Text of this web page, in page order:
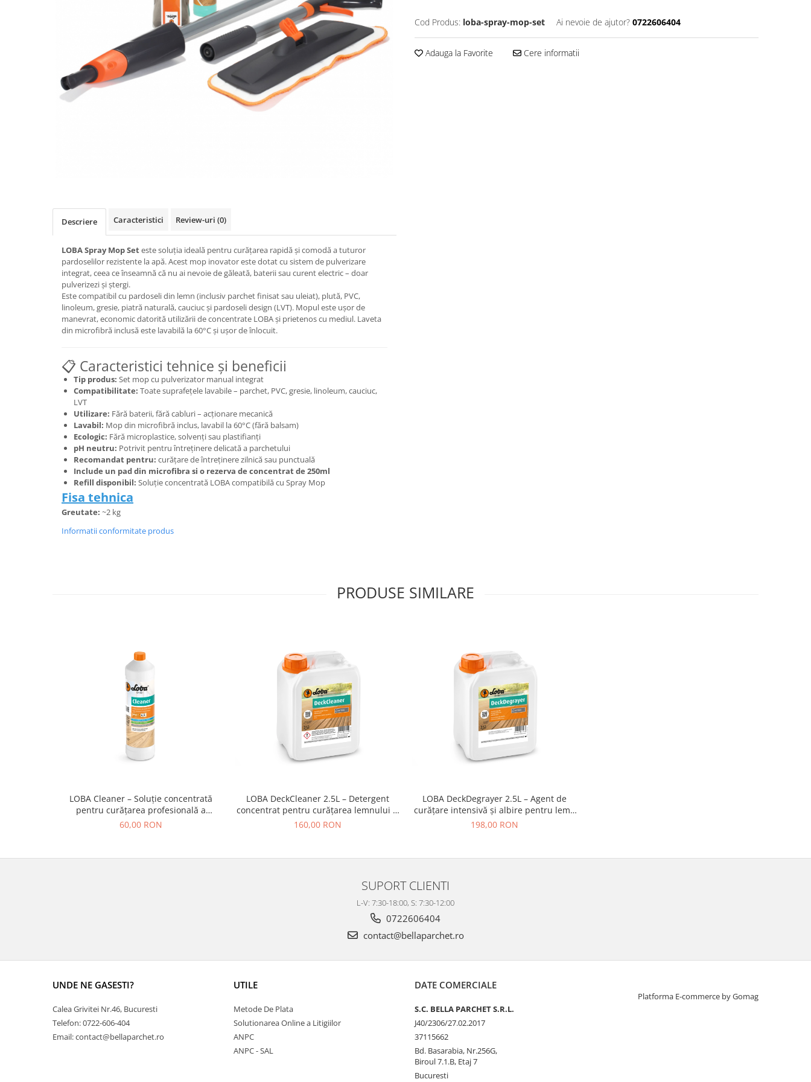
Cod Produs: loba-spray-mop-set Ai nevoie de ajutor? 0722606404
Adauga la Favorite Cere informatii
Descriere Caracteristici Review-uri (0)
LOBA Spray Mop Seteste soluția ideală pentru curățarea rapidă și comodă a tuturor
pardoselilor rezistente la apă. Acest mop inovator este dotat cu sistem de pulverizare
integrat, ceea ce înseamnă că nu ai nevoie de găleată, baterii sau curent electric – doar
pulverizezi și ștergi.
Este compatibil cu pardoseli din lemn (inclusiv parchet finisat sau uleiat), plută, PVC,
linoleum, gresie, piatră naturală, cauciuc și pardoseli design (LVT). Mopul este ușor de
manevrat, economic datorită utilizării de concentrate LOBA și prietenos cu mediul. Laveta
din microfibră inclusă este lavabilă la 60°C și ușor de înlocuit.
📋 Caracteristici tehnice și beneficii
Tip produs: Set mop cu pulverizator manual integrat
Compatibilitate: Toate suprafețele lavabile – parchet, PVC, gresie, linoleum, cauciuc,
LVT
Utilizare: Fără baterii, fără cabluri – acționare mecanică
Lavabil: Mop din microfibră inclus, lavabil la 60°C (fără balsam)
Ecologic: Fără microplastice, solvenți sau plastifianți
pH neutru: Potrivit pentru întreținere delicată a parchetului
Recomandat pentru: curățare de întreținere zilnică sau punctuală
Include un pad din microfibra si o rezerva de concentrat de 250ml
Refill disponibil: Soluție concentrată LOBA compatibilă cu Spray Mop
Fisa tehnica
Greutate: ~2 kg
Informatii conformitate produs
PRODUSE SIMILARE
LOBA Cleaner – Soluție concentrată
pentru curățarea profesională a
pardoselilor
60,00 RON
LOBA DeckCleaner 2.5L – Detergent
concentrat pentru curățarea lemnului și
WPC la exterior
160,00 RON
LOBA DeckDegrayer 2.5L – Agent de
curățare intensivă și albire pentru lemn
exterior
198,00 RON
SUPORT CLIENTI
L-V: 7:30-18:00, S: 7:30-12:00
0722606404
contact@bellaparchet.ro
UNDE NE GASESTI?
Calea Grivitei Nr.46, Bucuresti
Telefon: 0722-606-404
Email: contact@bellaparchet.ro
UTILE
Metode De Plata
Solutionarea Online a Litigiilor
ANPC
ANPC - SAL
DATE COMERCIALE
S.C. BELLA PARCHET S.R.L.
J40/2306/27.02.2017
37115662
Bd. Basarabia, Nr.256G,
Biroul 7.1.B, Etaj 7
Bucuresti
Platforma E-commerce by Gomag